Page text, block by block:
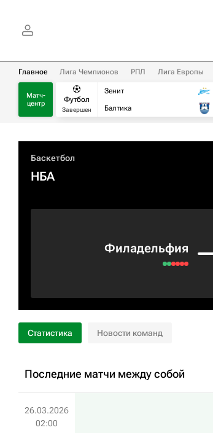
Главное Лига Чемпионов РПЛ Лига Европы
Матч-
центр
Футбол
Завершен
Зенит
Балтика
Баскетбол
НБА
Филадельфия
Статистика Новости команд
Последние матчи между собой
26.03.2026
02:00